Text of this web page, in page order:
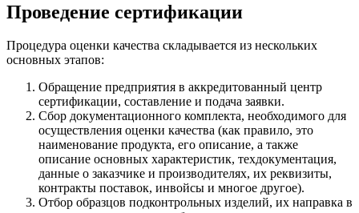
Проведение сертификации
Процедура оценки качества складывается из нескольких
основных этапов:
Обращение предприятия в аккредитованный центр
сертификации, составление и подача заявки.
Сбор документационного комплекта, необходимого для
осуществления оценки качества (как правило, это
наименование продукта, его описание, а также
описание основных характеристик, техдокументация,
данные о заказчике и производителях, их реквизиты,
контракты поставок, инвойсы и многое другое).
Отбор образцов подконтрольных изделий, их направка в